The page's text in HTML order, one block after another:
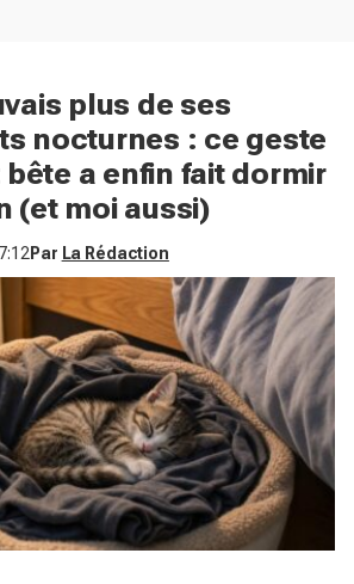
plus de ses
nocturnes : ce geste
a enfin fait dormir
(et moi aussi)
Par La Rédaction